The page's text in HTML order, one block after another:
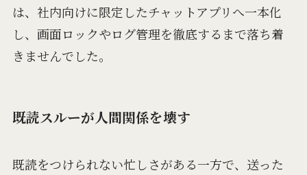
は、社内向けに限定したチャットアプリへ一本化
し、画面ロックやログ管理を徹底するまで落ち着
きませんでした。
既読スルーが人間関係を壊す
既読をつけられない忙しさがある一方で、送った